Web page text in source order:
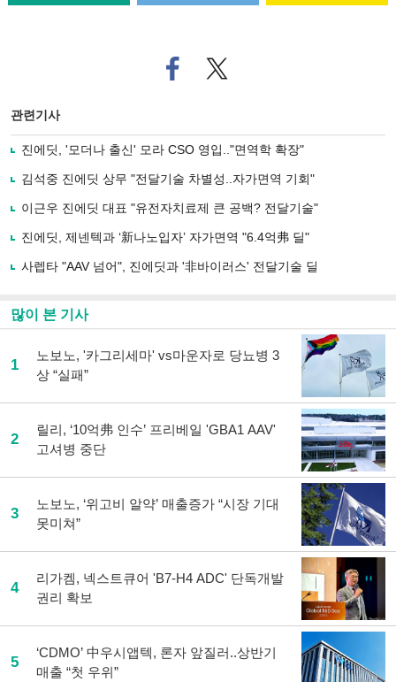
페
이
로
사
유
기
트위
터로
관련기사
진에딧, '모더나 출신' 모라 CSO 영입.."면역학 확장"
김석중 진에딧 상무 "전달기술 차별성..자가면역 기회"
이근우 진에딧 대표 "유전자치료제 큰 공백? 전달기술"
진에딧, 제넨텍과 ‘新나노입자’ 자가면역 "6.4억弗 딜"
사렙타 "AAV 넘어", 진에딧과 '非바이러스' 전달기술 딜
많이 본 기사
1
노보노, '카그리세마' vs마운자로 당뇨병 3
상 “실패”
2
릴리, ‘10억弗 인수’ 프리베일 'GBA1 AAV'
고셔병 중단
3
노보노, ‘위고비 알약’ 매출증가 “시장 기대
못미쳐”
4
리가켐, 넥스트큐어 'B7-H4 ADC' 단독개발
권리 확보
5
‘CDMO’ 中우시앱텍, 론자 앞질러..상반기
매출 “첫 우위”